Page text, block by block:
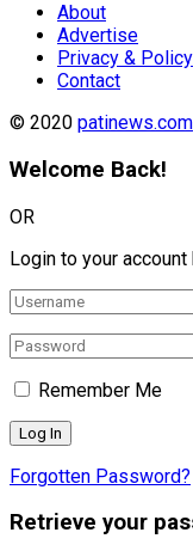
About
Advertise
Privacy & Policy
Contact
© 2020 patinews.com
Welcome Back!
OR
Login to your
Remember Me
Forgotten Password?
Retrieve your